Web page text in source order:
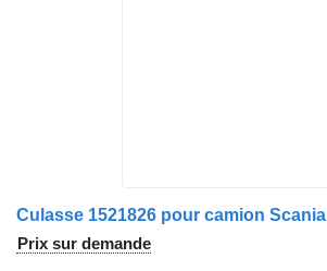
Culasse 1521826 pour camion Scania
Prix sur demande